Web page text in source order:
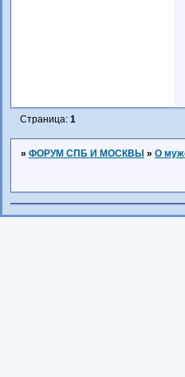
Страница: 1
» ФОРУМ СПБ И МОСКВЫ » О